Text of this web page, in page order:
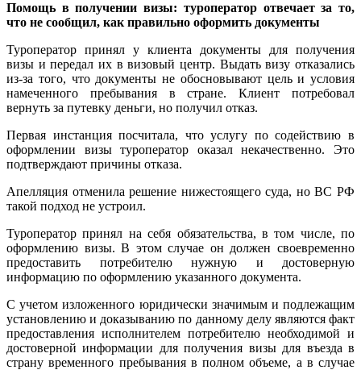
Помощь в получении визы: туроператор отвечает за то,
что не сообщил, как правильно оформить документы
Туроператор принял у клиента документы для получения
визы и передал их в визовый центр. Выдать визу отказались
из-за того, что документы не обосновывают цель и условия
намеченного пребывания в стране. Клиент потребовал
вернуть за путевку деньги, но получил отказ.
Первая инстанция посчитала, что услугу по содействию в
оформлении визы туроператор оказал некачественно. Это
подтверждают причины отказа.
Апелляция отменила решение нижестоящего суда, но ВС РФ
такой подход не устроил.
Туроператор принял на себя обязательства, в том числе, по
оформлению визы. В этом случае он должен своевременно
предоставить потребителю нужную и достоверную
информацию по оформлению указанного документа.
С учетом изложенного юридически значимым и подлежащим
установлению и доказыванию по данному делу являются факт
предоставления исполнителем потребителю необходимой и
достоверной информации для получения визы для въезда в
страну временного пребывания в полном объеме, а в случае